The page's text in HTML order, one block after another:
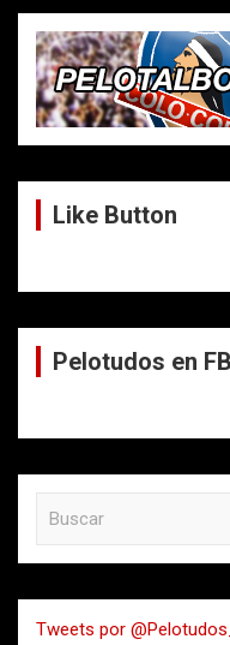
Like Button
Pelotudos en FB
a
r
Tweets por